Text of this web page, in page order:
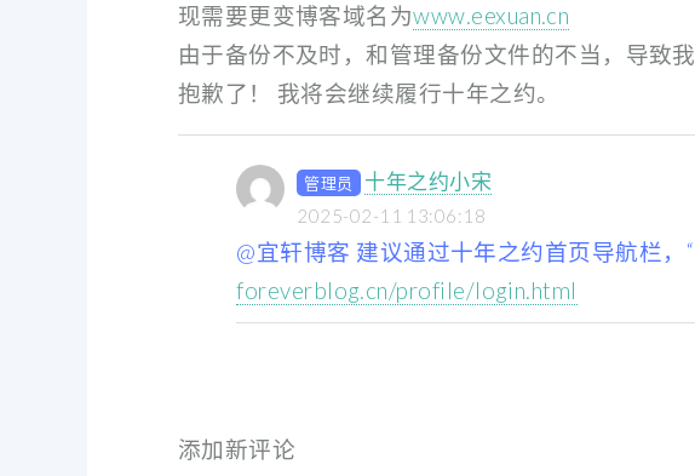
现需要更变博客域名为www.eexuan.cn
由于备份不及时，和管理备份文件的不当，导致
抱歉了！ 我将会继续履行十年之约。
管理员 十年之约小宋
2025-02-11 13:06:18
@宜轩博客 建议通过十年之约首页导航栏，
foreverblog.cn/profile/login.html
添加新评论